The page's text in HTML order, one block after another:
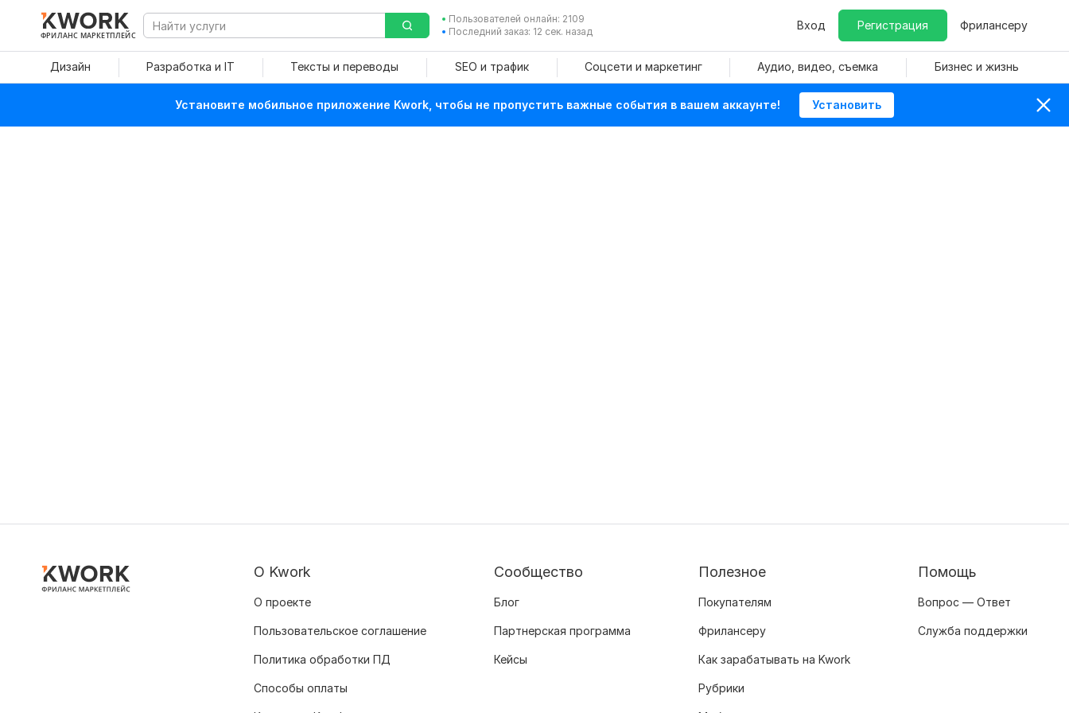
ФРИЛАНС МАРКЕТПЛЕЙС
Пользователей онлайн: 2109
Последний заказ: 12 сек. назад
Вход Регистрация Фрилансеру
Дизайн Разработка и IT Тексты и переводы SEO и трафик Соцсети и маркетинг Аудио, видео, съемка Бизнес и жизнь
Установите мобильное приложение Kwork, чтобы не пропустить важные события в вашем аккаунте! Установить
О Kwork
О проекте
Пользовательское соглашение
Политика обработки ПД
Способы оплаты
Сообщество
Блог
Партнерская программа
Кейсы
Полезное
Покупателям
Фрилансеру
Как зарабатывать на Kwork
Рубрики
Помощь
Вопрос — Ответ
Служба поддержки